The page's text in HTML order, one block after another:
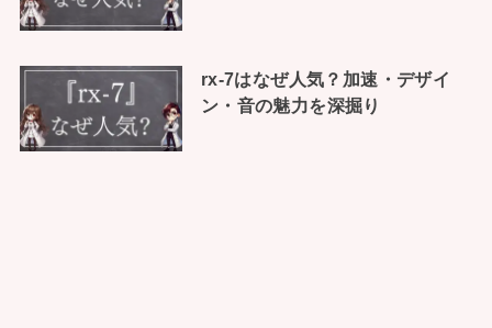
rx-7はなぜ人気？加速・デザイ
ン・音の魅力を深掘り